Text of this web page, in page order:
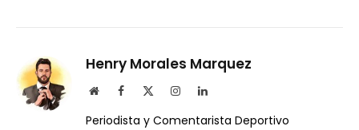
Henry Morales Marquez
WebsiteFacebook InstagramLinkedIn
Periodista y Comentarista Deportivo